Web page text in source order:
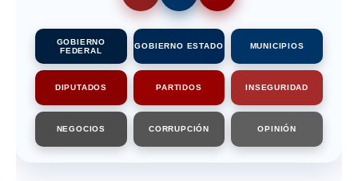
GOBIERNO
FEDERAL
GOBIERNO ESTADO MUNICIPIOS
DIPUTADOS PARTIDOS INSEGURIDAD
NEGOCIOS CORRUPCIÓN OPINIÓN